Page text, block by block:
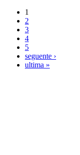
1
2
3
4
5
seguente ›
ultima »